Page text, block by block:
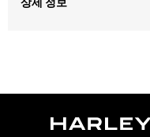
WARRANTY:1 year